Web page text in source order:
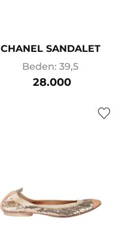
CHANEL SANDALET
Beden: 39,5
28.000